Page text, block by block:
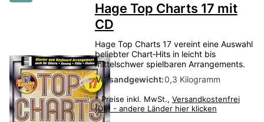
Hage Top Charts 17 mit
CD
Hage Top Charts 17 vereint eine Auswahl
beliebter Chart‑Hits in leicht bis
mittelschwer spielbaren Arrangements.
Versandgewicht:0,3 Kilogramm
* Preise inkl. MwSt., Versandkostenfrei
(DE) - andere Länder hier klicken